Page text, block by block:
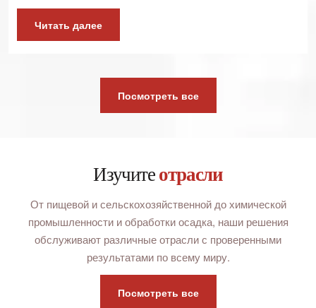
Читать далее
Посмотреть все
Изучитеотрасли
От пищевой и сельскохозяйственной до химической
промышленности и обработки осадка, наши решения
обслуживают различные отрасли с проверенными
результатами по всему миру.
Посмотреть все